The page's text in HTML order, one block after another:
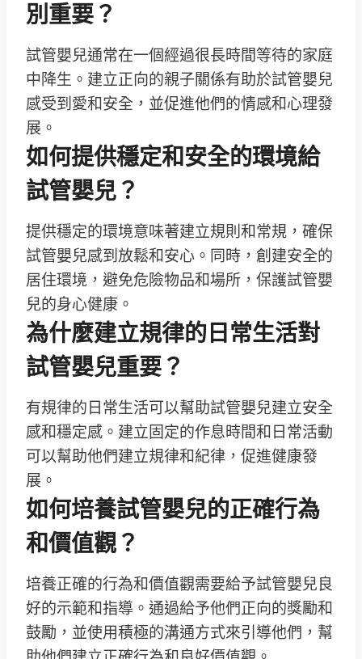
別重要？
試管嬰兒通常在一個經過很長時間等待的家庭
中降生。建立正向的親子關係有助於試管嬰兒
感受到愛和安全，並促進他們的情感和心理發
展。
如何提供穩定和安全的環境給
試管嬰兒？
提供穩定的環境意味著建立規則和常規，確保
試管嬰兒感到放鬆和安心。同時，創建安全的
居住環境，避免危險物品和場所，保護試管嬰
兒的身心健康。
為什麼建立規律的日常生活對
試管嬰兒重要？
有規律的日常生活可以幫助試管嬰兒建立安全
感和穩定感。建立固定的作息時間和日常活動
可以幫助他們建立規律和紀律，促進健康發
展。
如何培養試管嬰兒的正確行為
和價值觀？
培養正確的行為和價值觀需要給予試管嬰兒良
好的示範和指導。通過給予他們正向的獎勵和
鼓勵，並使用積極的溝通方式來引導他們，幫